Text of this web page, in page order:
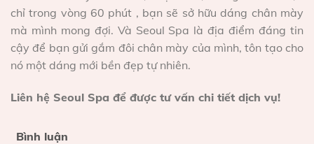
chỉ trong vòng 60 phút , bạn sẽ sở hữu dáng chân mày
mà mình mong đợi. Và Seoul Spa là địa điểm đáng tin
cậy để bạn gửi gắm đôi chân mày của mình, tôn tạo cho
nó một dáng mới bền đẹp tự nhiên.
Liên hệ Seoul Spa để được tư vấn chi tiết dịch vụ!
Bình luận